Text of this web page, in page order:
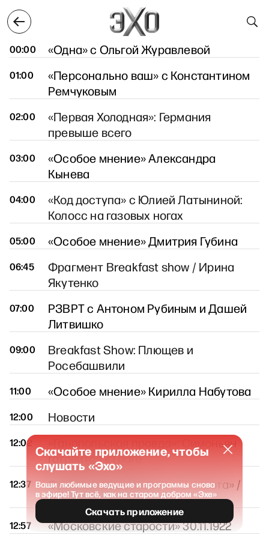
30 ноября
30 ноября
00:00 «Одна» с Ольгой Журавлевой
01:00
«Персонально ваш» с Константином
Ремчуковым
02:00
«Первая Холодная»: Германия
превыше всего
03:00
«Особое мнение» Александра
Кынева
04:00
«Код доступа» с Юлией Латыниной:
Колосс на газовых ногах
05:00 «Особое мнение» Дмитрия Губина
06:45
Фрагмент Breakfast show / Ирина
Якутенко
07:00
РЗВРТ с Антоном Рубиным и Дашей
Литвишко
09:00
Breakfast Show: Плющев и
Росебашвили
11:00 «Особое мнение» Кирилла Набутова
12:00 Новости
12:02
«Ганапольская правда»: Симоньян
готовится к Гааге
12:37
Фрагмент «Утреннего разворота» /
Дмитрий Болкунец
12:57 «Московские старости» 30.11.1922
Скачайте приложение, чтобы
слушать «Эхо»
Ваши любимые ведущие и программы снова
в эфире! Тут всё, как на старом добром «Эхе»
Скачать приложение